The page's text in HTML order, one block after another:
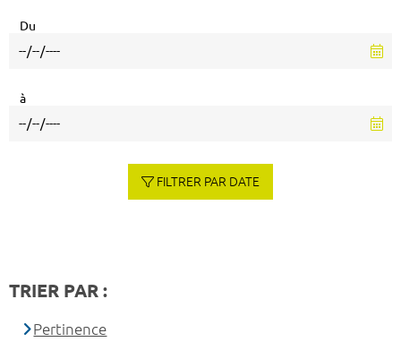
Du
à
FILTRER PAR DATE
TRIER PAR :
Pertinence